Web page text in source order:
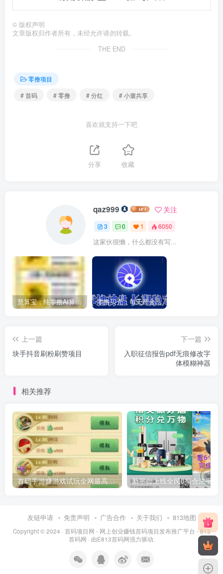
© 版权声明
文章版权归作者所有，未经允许请勿转载。
THE END
零撸项目
# 首码
# 零撸 # 分红 # 小遛共享
喜欢就支持一下吧
分享 收藏
qaz999 关注
3 0 1 6050
这家伙很懒，什么都没有写...
慧算宝：纯零撸AI算力，静态挂机，亲测每天10元。 零撸贝壳：每天产金币，目前处于红利期，亲测日赚三位数!
上一篇
块手抖音刷粉刷赞项目
下一篇
入职征信报告pdf无痕修改字
体模糊神器
相关推荐
首码手游赚游戏试玩全网最高价，豆豆赚模式，单机一天50-100+
友链申请 免责声明 广告合作 关于我们 813地图
Copyright © 2024 · 首码项目网 - 网上创业赚钱首码项目发布推广平台 - 813
首码网 · 由E813首码网强力驱动.